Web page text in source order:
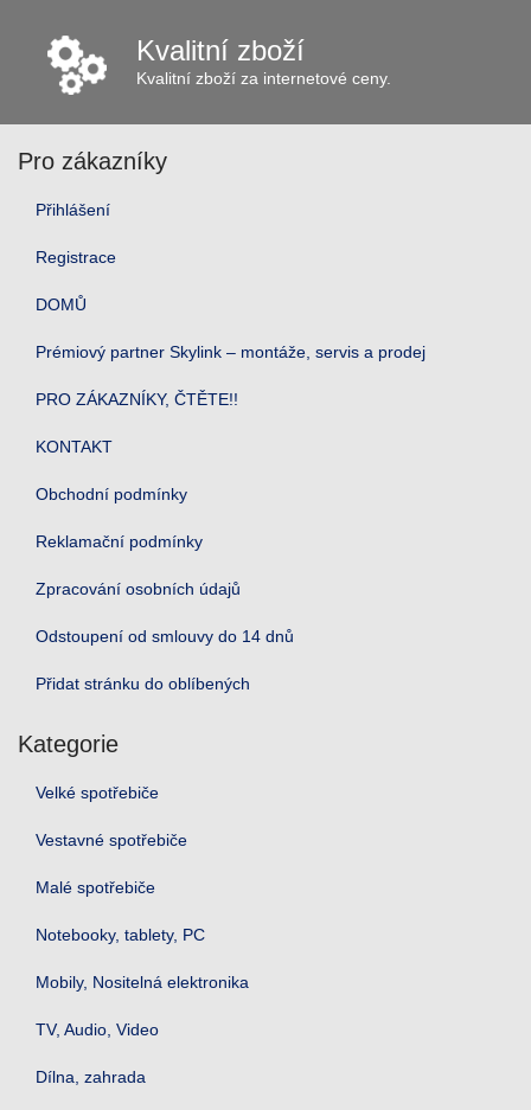
Kvalitní zboží
Kvalitní zboží za internetové ceny.
Pro zákazníky
Přihlášení
Registrace
DOMŮ
Prémiový partner Skylink – montáže, servis a prodej
PRO ZÁKAZNÍKY, ČTĚTE!!
KONTAKT
Obchodní podmínky
Reklamační podmínky
Zpracování osobních údajů
Odstoupení od smlouvy do 14 dnů
Přidat stránku do oblíbených
Kategorie
Velké spotřebiče
Vestavné spotřebiče
Malé spotřebiče
Notebooky, tablety, PC
Mobily, Nositelná elektronika
TV, Audio, Video
Dílna, zahrada